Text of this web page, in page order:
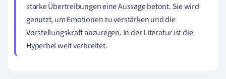
starke Übertreibungen eine Aussage betont. Sie wird
genutzt, um Emotionen zu verstärken und die
Vorstellungskraft anzuregen. In der Literatur ist die
Hyperbel weit verbreitet.